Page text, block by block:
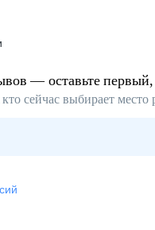
— оставьте первый,
сейчас выбирает место